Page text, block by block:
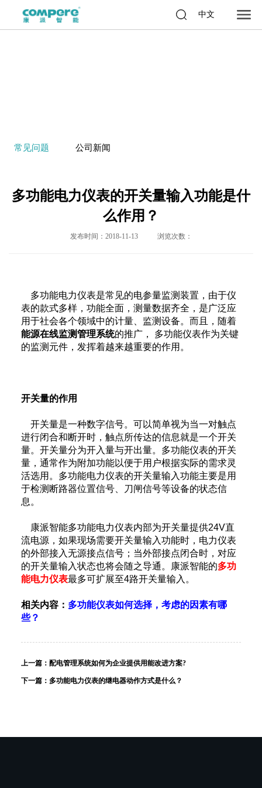
中文
常见问题 公司新闻
多功能电力仪表的开关量输入功能是什
么作用？
发布时间：2018-11-13 浏览次数：
多功能电力仪表是常见的电参量监测装置，由于仪
表的款式多样，功能全面，测量数据齐全，是广泛应
用于社会各个领域中的计量、监测设备。而且，随着
能源在线监测管理系统的推广， 多功能仪表作为关键
的监测元件，发挥着越来越重要的作用。
开关量的作用
开关量是一种数字信号。可以简单视为当一对触点
进行闭合和断开时，触点所传达的信息就是一个开关
量。开关量分为开入量与开出量。多功能仪表的开关
量，通常作为附加功能以便于用户根据实际的需求灵
活选用。多功能电力仪表的开关量输入功能主要是用
于检测断路器位置信号、刀闸信号等设备的状态信
息。
康派智能多功能电力仪表内部为开关量提供24V直
流电源，如果现场需要开关量输入功能时，电力仪表
的外部接入无源接点信号；当外部接点闭合时，对应
的开关量输入状态也将会随之导通。康派智能的多功
能电力仪表最多可扩展至4路开关量输入。
相关内容： 多功能仪表如何选择，考虑的因素有哪
些？
上一篇： 配电管理系统如何为企业提供用能改进方案?
下一篇： 多功能电力仪表的继电器动作方式是什么？